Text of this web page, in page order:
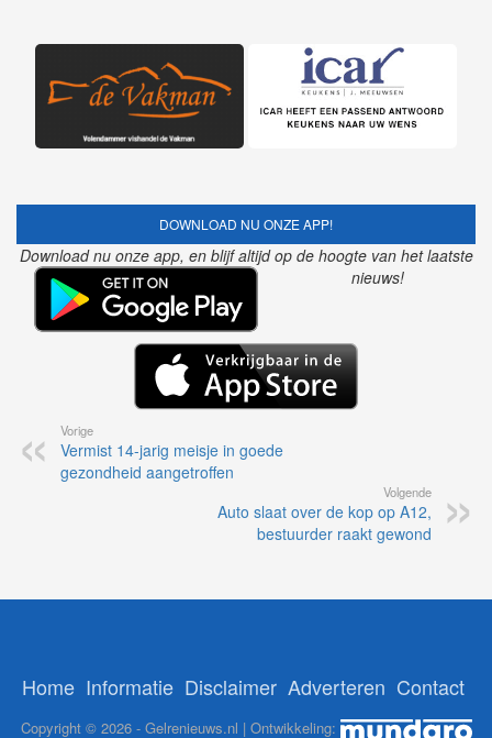
DOWNLOAD NU ONZE APP!
Download nu onze app, en blijf altijd op de hoogte van het laatste
nieuws!
Vorige
Vermist 14-jarig meisje in goede
gezondheid aangetroffen
Volgende
Auto slaat over de kop op A12,
bestuurder raakt gewond
Home Informatie Disclaimer Adverteren Contact
Copyright © 2026 - Gelrenieuws.nl | Ontwikkeling: